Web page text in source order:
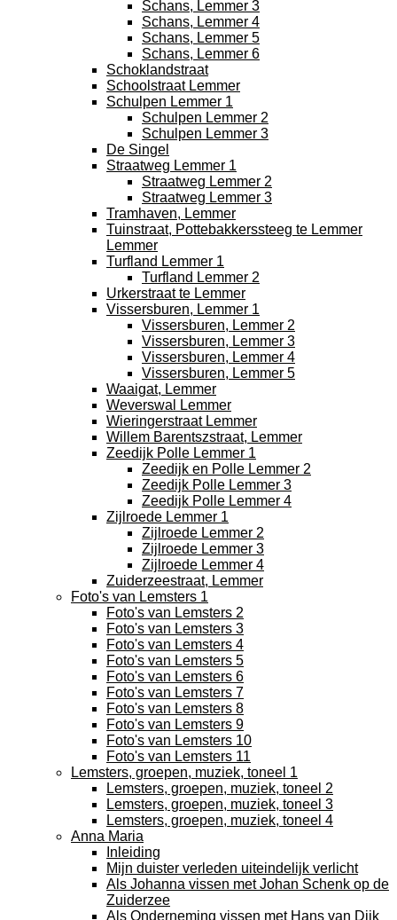
Schans, Lemmer 3
Schans, Lemmer 4
Schans, Lemmer 5
Schans, Lemmer 6
Schoklandstraat
Schoolstraat Lemmer
Schulpen Lemmer 1
Schulpen Lemmer 2
Schulpen Lemmer 3
De Singel
Straatweg Lemmer 1
Straatweg Lemmer 2
Straatweg Lemmer 3
Tramhaven, Lemmer
Tuinstraat, Pottebakkerssteeg te Lemmer
Lemmer
Turfland Lemmer 1
Turfland Lemmer 2
Urkerstraat te Lemmer
Vissersburen, Lemmer 1
Vissersburen, Lemmer 2
Vissersburen, Lemmer 3
Vissersburen, Lemmer 4
Vissersburen, Lemmer 5
Waaigat, Lemmer
Weverswal Lemmer
Wieringerstraat Lemmer
Willem Barentszstraat, Lemmer
Zeedijk Polle Lemmer 1
Zeedijk en Polle Lemmer 2
Zeedijk Polle Lemmer 3
Zeedijk Polle Lemmer 4
Zijlroede Lemmer 1
Zijlroede Lemmer 2
Zijlroede Lemmer 3
Zijlroede Lemmer 4
Zuiderzeestraat, Lemmer
Foto's van Lemsters 1
Foto's van Lemsters 2
Foto's van Lemsters 3
Foto's van Lemsters 4
Foto's van Lemsters 5
Foto's van Lemsters 6
Foto's van Lemsters 7
Foto's van Lemsters 8
Foto's van Lemsters 9
Foto's van Lemsters 10
Foto's van Lemsters 11
Lemsters, groepen, muziek, toneel 1
Lemsters, groepen, muziek, toneel 2
Lemsters, groepen, muziek, toneel 3
Lemsters, groepen, muziek, toneel 4
Anna Maria
Inleiding
Mijn duister verleden uiteindelijk verlicht
Als Johanna vissen met Johan Schenk op de
Zuiderzee
Als Onderneming vissen met Hans van Dijk